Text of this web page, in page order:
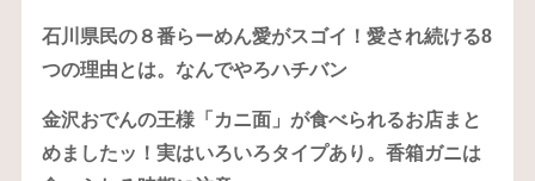
石川県民の８番らーめん愛がスゴイ！愛され続ける8
つの理由とは。なんでやろハチバン
金沢おでんの王様「カニ面」が食べられるお店まと
めましたッ！実はいろいろタイプあり。香箱ガニは